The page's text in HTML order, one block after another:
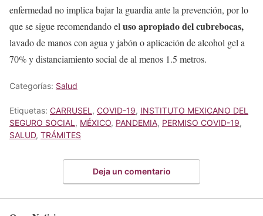
enfermedad no implica bajar la guardia ante la prevención, por lo
que se sigue recomendando el uso apropiado del cubrebocas,
lavado de manos con agua y jabón o aplicación de alcohol gel a
70% y distanciamiento social de al menos 1.5 metros.
Categorías: Salud
Etiquetas: CARRUSEL , COVID-19, INSTITUTO MEXICANO DEL
SEGURO SOCIAL , MÉXICO, PANDEMIA, PERMISO COVID-19,
SALUD, TRÁMITES
Deja un comentario